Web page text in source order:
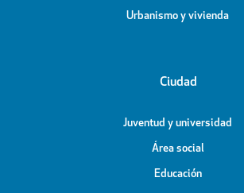
Urbanismo y vivienda
Ciudad
Juventud y universidad
Área social
Educación